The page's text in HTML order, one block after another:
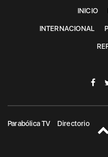
INICIO
INTERNACIONAL
Parabólica TV
Directorio